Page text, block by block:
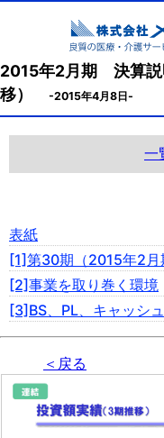
2015年2月期 決算説
移）
-2015年4月8日-
一
表紙
[1]第30期（2015年2月
[2]事業を取り巻く環境
[3]BS、PL、キャッシ
＜戻る